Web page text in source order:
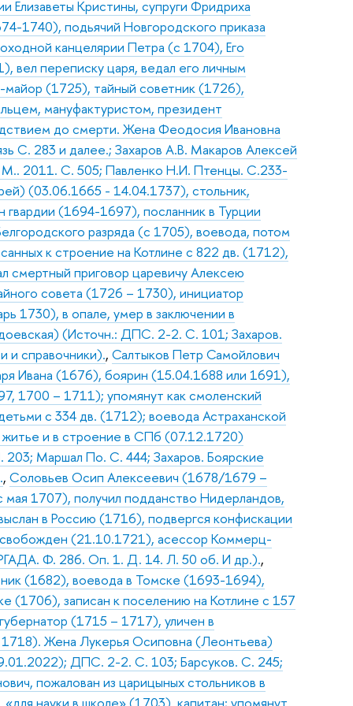
Елизаветы Кристины, супруги Фридриха
1740), подьячий Новгородского приказа
канцелярии Петра (с 1704), Его
вел переписку царя, ведал его личным
майор (1725), тайный советник (1726),
мануфактуристом, президент
до смерти. Жена Феодосия Ивановна
С. 283 и далее.; Захаров А.В. Макаров Алексей
М.. 2011. С. 505; Павленко Н.И. Птенцы. С.233-
(03.06.1665 - 14.04.1737), стольник,
(1694-1697), посланник в Турции
разряда (с 1705), воевода, потом
к строение на Котлине с 822 дв. (1712),
смертный приговор царевичу Алексею
совета (1726 – 1730), инициатор
1730), в опале, умер в заключении в
(Источн.: ДПС. 2-2. С. 101; Захаров.
и справочники).,Салтыков Петр Самойлович
Ивана (1676), боярин (15.04.1688 или 1691),
1700 – 1711); упомянут как смоленский
с 334 дв. (1712); воевода Астраханской
и в строение в СПб (07.12.1720)
Маршал По. С. 444; Захаров. Боярские
,Соловьев Осип Алексеевич (1678/1679 –
мая 1707), получил подданство Нидерландов,
в Россию (1716), подвергся конфискации
(21.10.1721), асессор Коммерц-
Ф. 286. Оп. 1. Д. 14. Л. 50 об. И др.).,
(1682), воевода в Томске (1693-1694),
записан к поселению на Котлине с 157
(1715 – 1717), уличен в
1718). Жена Лукерья Осиповна (Леонтьева)
ДПС. 2-2. С. 103; Барсуков. С. 245;
пожалован из царицыных стольников в